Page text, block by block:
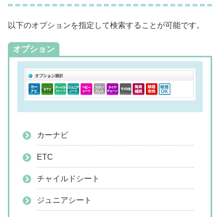
以下のオプションを指定して検索することが可能です。
オプション
カーナビ
ETC
チャイルドシート
ジュニアシート